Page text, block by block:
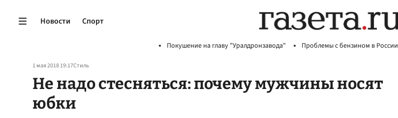
Новости Спорт
Покушение на главу "Уралдронзавода" Проблемы с бензином в России
1 мая 2018 19:17Стиль
Не надо стесняться: почему мужчины носят
юбки